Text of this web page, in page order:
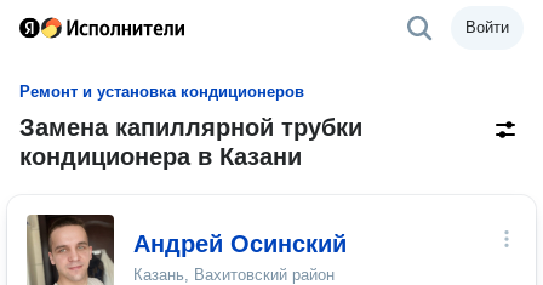
Войти
Ремонт и установка кондиционеров
Замена капиллярной трубки
кондиционера в Казани
Андрей Осинский
Казань, Вахитовский район